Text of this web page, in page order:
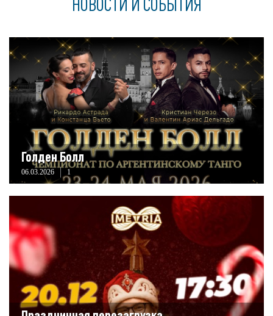
НОВОСТИ И СОБЫТИЯ
Голден Болл
06.03.2026 1